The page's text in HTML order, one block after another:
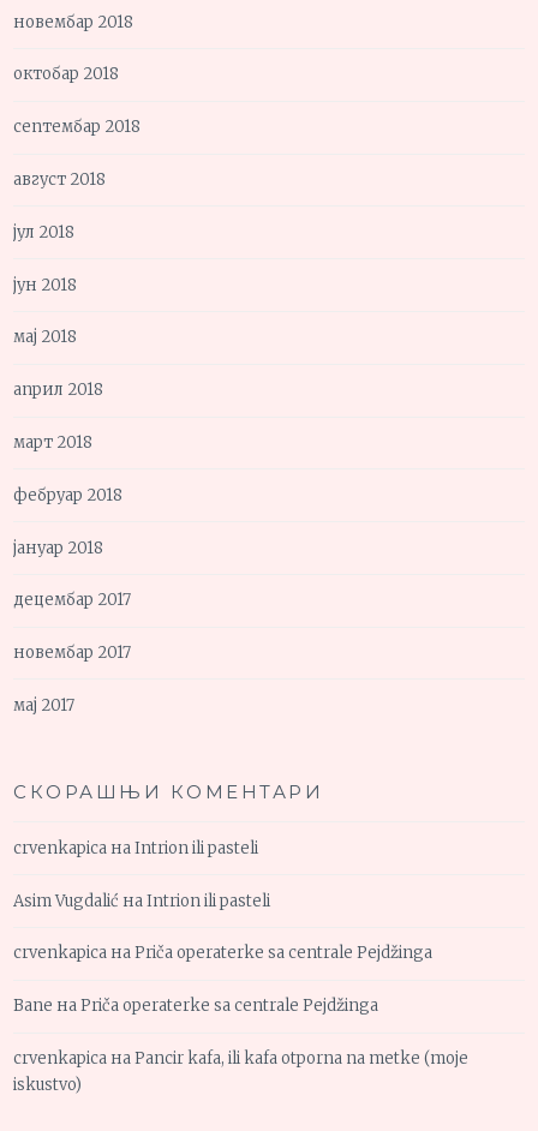
новембар 2018
октобар 2018
септембар 2018
август 2018
јул 2018
јун 2018
мај 2018
април 2018
март 2018
фебруар 2018
јануар 2018
децембар 2017
новембар 2017
мај 2017
СКОРАШЊИ КОМЕНТАРИ
crvenkapica наIntrion ili pasteli
Asim Vugdalić наIntrion ili pasteli
crvenkapica наPriča operaterke sa centrale Pejdžinga
Bane наPriča operaterke sa centrale Pejdžinga
crvenkapica наPancir kafa, ili kafa otporna na metke (moje
iskustvo)